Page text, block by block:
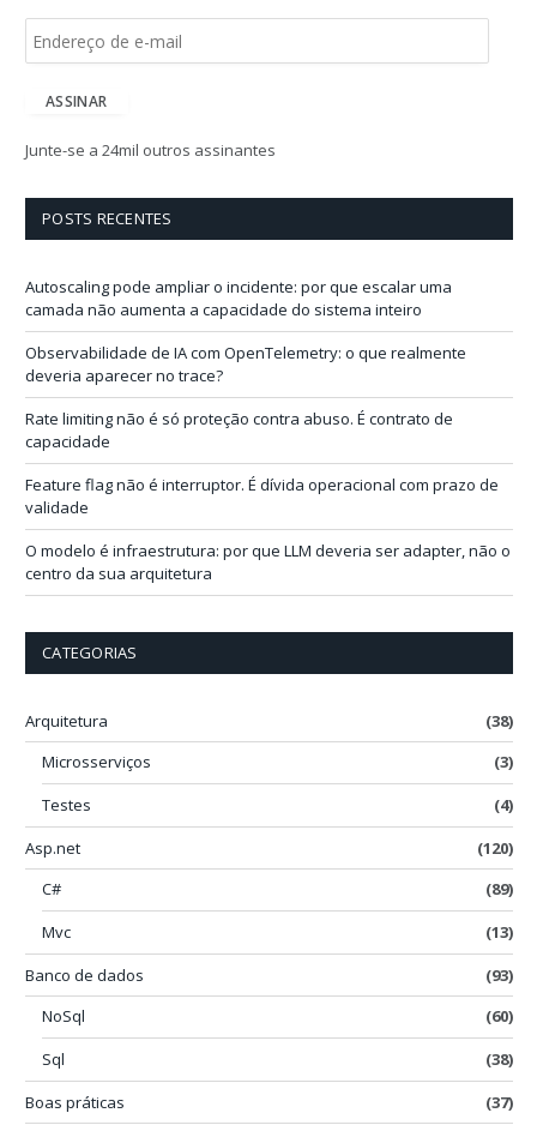
e
ç
i
l
ASSINAR
Junte-se a 24mil outros assinantes
POSTS RECENTES
Autoscaling pode ampliar o incidente: por que escalar uma
camada não aumenta a capacidade do sistema inteiro
Observabilidade de IA com OpenTelemetry: o que realmente
deveria aparecer no trace?
Rate limiting não é só proteção contra abuso. É contrato de
capacidade
Feature flag não é interruptor. É dívida operacional com prazo de
validade
O modelo é infraestrutura: por que LLM deveria ser adapter, não o
centro da sua arquitetura
CATEGORIAS
Arquitetura
(38)
Microsserviços
(3)
Testes
(4)
Asp.net
(120)
C#
(89)
Mvc
(13)
Banco de dados
(93)
NoSql
(60)
Sql
(38)
Boas práticas
(37)